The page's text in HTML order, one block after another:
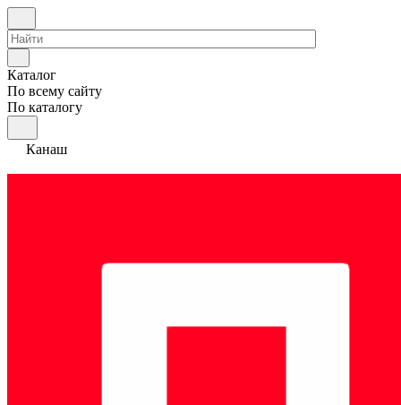
Каталог
По всему сайту
По каталогу
Канаш